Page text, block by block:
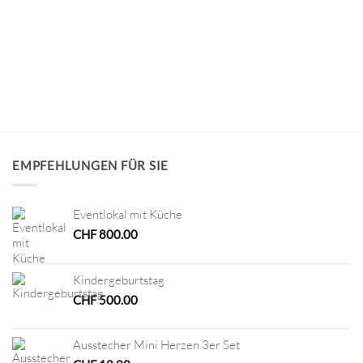
EMPFEHLUNGEN FÜR SIE
Eventlokal mit Küche
CHF800.00
Kindergeburtstag
CHF500.00
Ausstecher Mini Herzen 3er Set